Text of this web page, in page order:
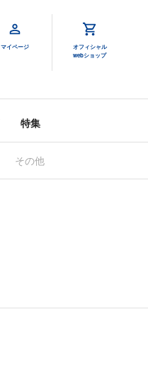
マイページ
オフィシャル
webショップ
特集
その他